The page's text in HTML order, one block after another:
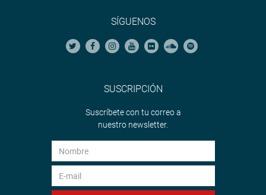
SÍGUENOS
SUSCRIPCIÓN
Suscríbete con tu correo a
nuestro newsletter.